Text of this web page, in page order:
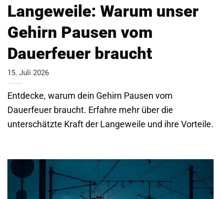
Langeweile: Warum unser
Gehirn Pausen vom
Dauerfeuer braucht
15. Juli 2026
Entdecke, warum dein Gehirn Pausen vom
Dauerfeuer braucht. Erfahre mehr über die
unterschätzte Kraft der Langeweile und ihre Vorteile.